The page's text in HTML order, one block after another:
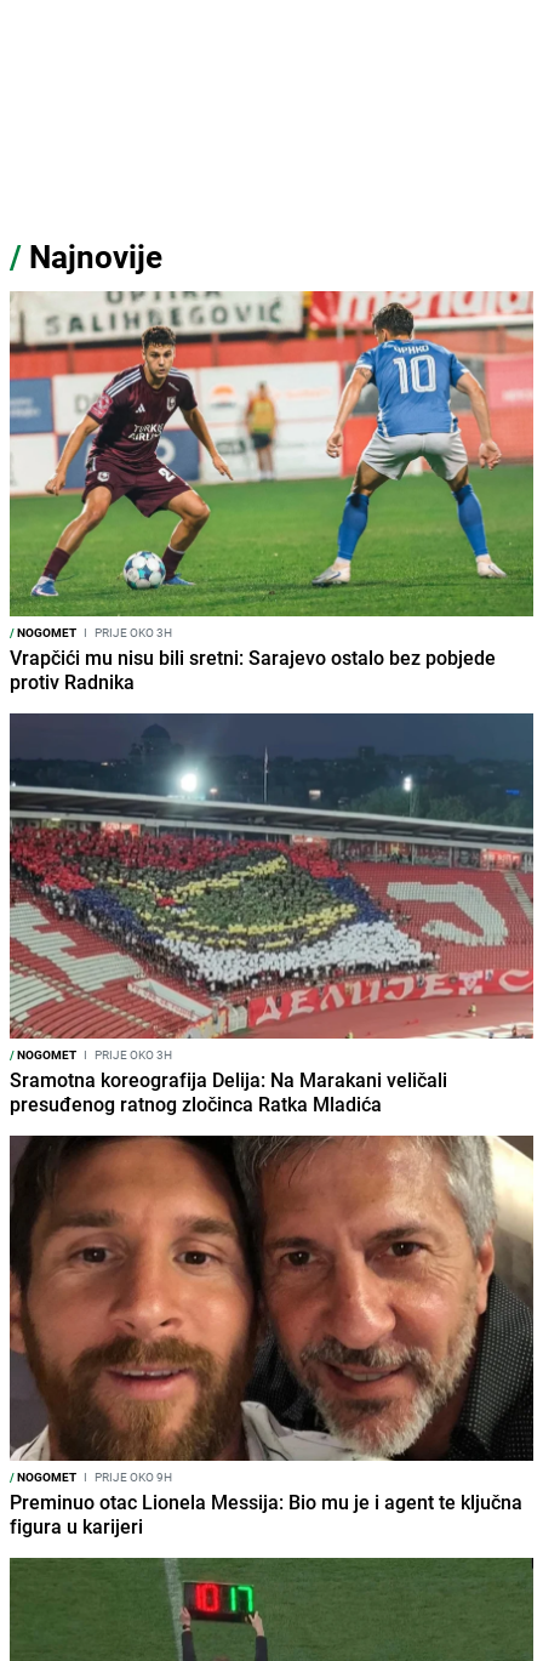
/ Najnovije
/NOGOMET I PRIJE OKO 3H
Vrapčići mu nisu bili sretni: Sarajevo ostalo bez pobjede
protiv Radnika
/NOGOMET I PRIJE OKO 3H
Sramotna koreografija Delija: Na Marakani veličali
presuđenog ratnog zločinca Ratka Mladića
/NOGOMET I PRIJE OKO 9H
Preminuo otac Lionela Messija: Bio mu je i agent te ključna
figura u karijeri